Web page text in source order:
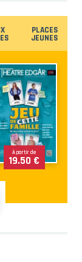
PLACES
JEUNES
À partir de
19.50 €